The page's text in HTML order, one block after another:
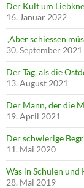
Der Kult um
16. Januar 2022
„Aber schiessen
30. September 2021
Der Tag, als die
13. August 2021
Der Mann, der die
19. April 2021
Der schwierige
11. Mai 2020
Was in Schulen
28. Mai 2019